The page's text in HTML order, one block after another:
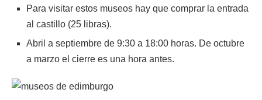
Para visitar estos museos hay que comprar la entrada
al castillo (25 libras).
Abril a septiembre de 9:30 a 18:00 horas. De octubre
a marzo el cierre es una hora antes.